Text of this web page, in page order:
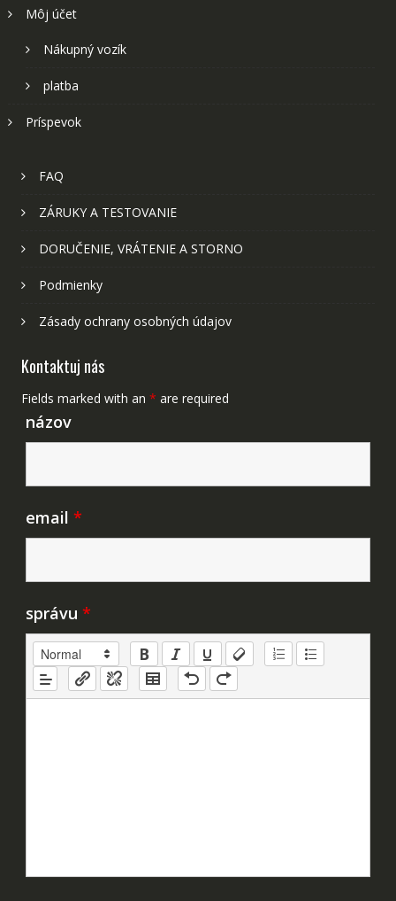
Môj účet
Nákupný vozík
platba
Príspevok
FAQ
ZÁRUKY A TESTOVANIE
DORUČENIE, VRÁTENIE A STORNO
Podmienky
Zásady ochrany osobných údajov
Kontaktuj nás
Fields marked with an * are required
názov
email *
správu *